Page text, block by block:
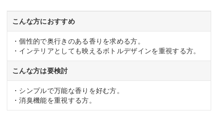
こんな方におすすめ
・個性的で奥行きのある香りを求める方。
・インテリアとしても映えるボトルデザインを重視する方。
こんな方は要検討
・シンプルで万能な香りを好む方。
・消臭機能を重視する方。